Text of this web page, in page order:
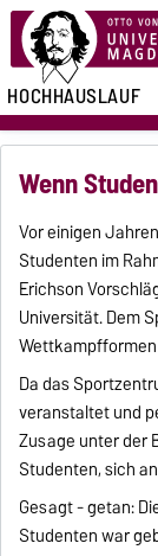
HOCHHAUSLAUF
Wenn
Vor einigen
Studenten im
Erichson
Universität. Dem
Da das
veranstaltet und
Zusage unter der
Studenten, sich
Gesagt - getan:
Studenten war